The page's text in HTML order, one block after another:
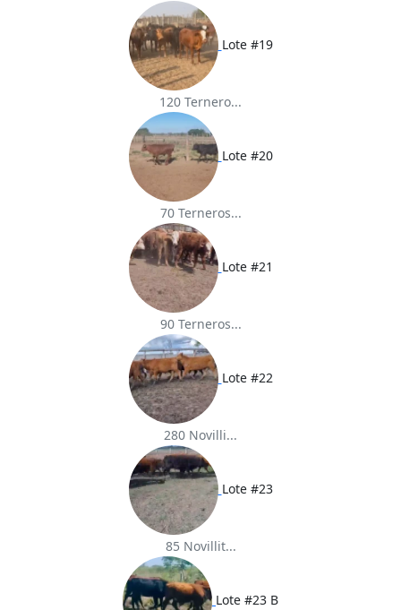
Lote #19
120 Ternero...
Lote #20
70 Terneros...
Lote #21
90 Terneros...
Lote #22
280 Novilli...
Lote #23
85 Novillit...
Lote #23 B